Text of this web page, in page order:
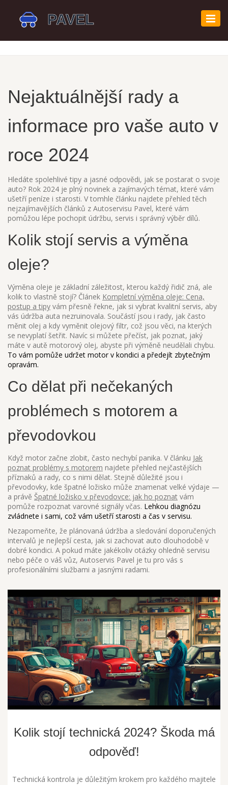
Nejaktuálnější rady a
informace pro vaše auto v
roce 2024
Hledáte spolehlivé tipy a jasné odpovědi, jak se postarat o svoje
auto? Rok 2024 je plný novinek a zajímavých témat, které vám
ušetří peníze i starosti. V tomhle článku najdete přehled těch
nejzajímavějších článků z Autoservisu Pavel, které vám
pomůžou lépe pochopit údržbu, servis i správný výběr dílů.
Kolik stojí servis a výměna
oleje?
Výměna oleje je základní záležitost, kterou každý řidič zná, ale
kolik to vlastně stojí? Článek Kompletní výměna oleje: Cena,
postup a tipy vám přesně řekne, jak si vybrat kvalitní servis, aby
vás údržba auta nezruinovala. Součástí jsou i rady, jak často
měnit olej a kdy vyměnit olejový filtr, což jsou věci, na kterých
se nevyplatí šetřit. Navíc si můžete přečíst, jak poznat, jaký
máte v autě motorový olej, abyste při výměně neudělali chybu.
To vám pomůže udržet motor v kondici a předejít zbytečným
opravám.
Co dělat při nečekaných
problémech s motorem a
převodovkou
Když motor začne zlobit, často nechybí panika. V článku Jak
poznat problémy s motorem najdete přehled nejčastějších
příznaků a rady, co s nimi dělat. Stejně důležité jsou i
převodovky, kde špatné ložisko může znamenat velké výdaje —
a právě Špatné ložisko v převodovce: jak ho poznat vám
pomůže rozpoznat varovné signály včas. Lehkou diagnózu
zvládnete i sami, což vám ušetří starosti a čas v servisu.
Nezapomeňte, že plánovaná údržba a sledování doporučených
intervalů je nejlepší cesta, jak si zachovat auto dlouhodobě v
dobré kondici. A pokud máte jakékoliv otázky ohledně servisu
nebo péče o váš vůz, Autoservis Pavel je tu pro vás s
profesionálními službami a jasnými radami.
Kolik stojí technická 2024? Škoda má
odpověď!
Technická kontrola je důležitým krokem pro každého majitele